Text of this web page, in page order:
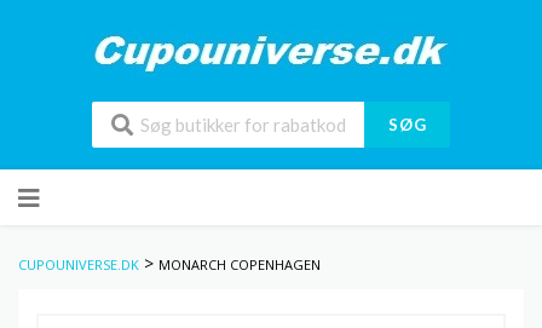
SØG
to
CUPOUNIVERSE.DK > MONARCH COPENHAGEN